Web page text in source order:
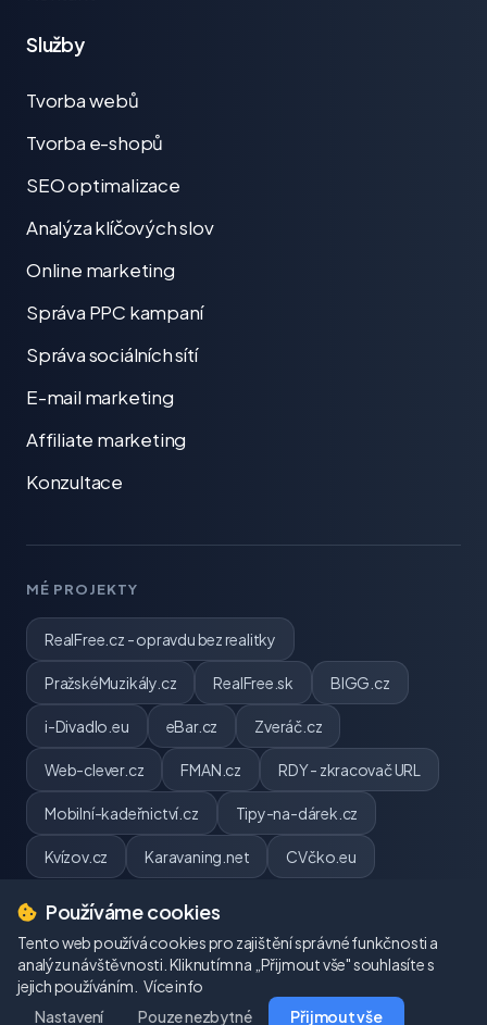
Služby
Tvorba webů
Tvorba e-shopů
SEO optimalizace
Analýza klíčových slov
Online marketing
Správa PPC kampaní
Správa sociálních sítí
E-mail marketing
Affiliate marketing
Konzultace
MÉ PROJEKTY
RealFree.cz - opravdu bez realitky
PražskéMuzikály.cz RealFree.sk BIGG.cz
i-Divadlo.eu eBar.cz Zveráč.cz
Web-clever.cz FMAN.cz RDY - zkracovač URL
Mobilní-kadeřnictví.cz Tipy-na-dárek.cz
Kvízov.cz Karavaning.net CVčko.eu
© 2026 webpj.cz. Všechna práva vyhrazena.
Pavel Jirouš | IČ: 06484824
Používáme cookies
Tento web používá cookies pro zajištění správné funkčnosti a
analýzu návštěvnosti. Kliknutím na „Přijmout vše" souhlasíte s
jejich používáním. Více info
Nastavení
Pouze nezbytné Přijmout vše